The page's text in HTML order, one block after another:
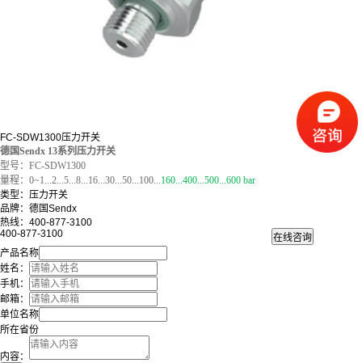
FC-SDW1300压力开关
德国Sendx 13系列压力开关
型号：FC-SDW1300
量程：0~1...2...5...8...16...30...50...100...160...400...500...600 bar
类型：压力开关
品牌：德国Sendx
热线：400-877-3100
400-877-3100
产品名称
姓名：
手机：
邮箱：
单位名称
所在省份
内容：